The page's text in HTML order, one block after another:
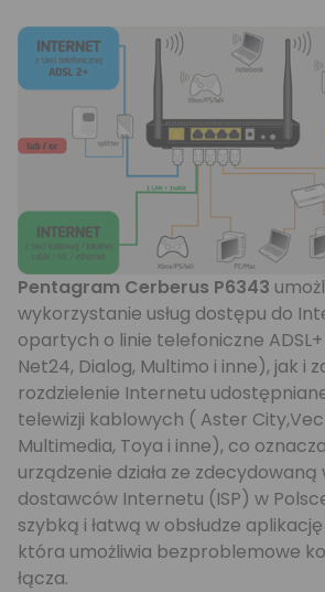
Pentagram Cerberus P6343
wykorzystanie usług dostępu do
opartych o linie telefoniczne
Net24, Dialog, Multimo i inne), jak i
rozdzielenie Internetu
telewizji kablowych ( Aster
Multimedia, Toya i inne), co
urządzenie działa ze zdecydowaną
dostawców Internetu (ISP) w
szybką i łatwą w obsłudze
która umożliwia bezproblemowe
łącza.